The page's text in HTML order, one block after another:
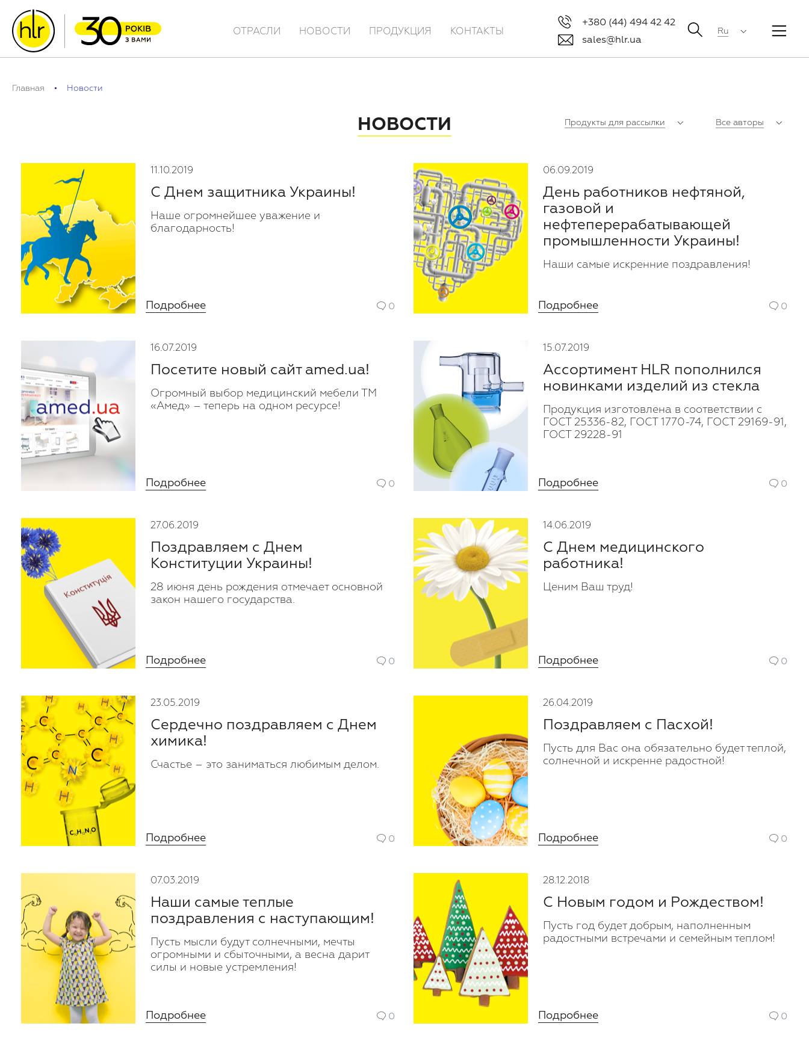
ОТРАСЛИ НОВОСТИ ПРОДУКЦИЯ КОНТАКТЫ
+380 (44) 494 42 42
sales@hlr.ua
Ru
Главная Новости
НОВОСТИ Продукты для рассылки Все авторы
11.10.2019
С Днем защитника Украины!
Наше огромнейшее уважение и
благодарность!
Подробнее 0
06.09.2019
День работников нефтяной,
газовой и
нефтеперерабатывающей
промышленности Украины!
Наши самые искренние поздравления!
Подробнее 0
16.07.2019
Посетите новый сайт amed.ua!
Огромный выбор медицинский мебели ТМ
«Амед» – теперь на одном ресурсе!
Подробнее 0
15.07.2019
Ассортимент HLR пополнился
новинками изделий из стекла
Продукция изготовлена в соответствии с
ГОСТ 25336-82, ГОСТ 1770-74, ГОСТ 29169-91,
ГОСТ 29228-91
Подробнее 0
27.06.2019
Поздравляем с Днем
Конституции Украины!
28 июня день рождения отмечает основной
закон нашего государства.
Подробнее 0
14.06.2019
С Днем медицинского
работника!
Ценим Ваш труд!
Подробнее 0
23.05.2019
Сердечно поздравляем с Днем
химика!
Счастье – это заниматься любимым делом.
Подробнее 0
26.04.2019
Поздравляем с Пасхой!
Пусть для Вас она обязательно будет теплой,
солнечной и искренне радостной!
Подробнее 0
07.03.2019
Наши самые теплые
поздравления с наступающим!
Пусть мысли будут солнечными, мечты
огромными и сбыточными, а весна дарит
силы и новые устремления!
Подробнее 0
28.12.2018
С Новым годом и Рождеством!
Пусть год будет добрым, наполненным
радостными встречами и семейным теплом!
Подробнее 0